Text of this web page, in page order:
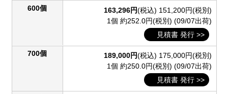
600個 163,296円(税込) 151,200円(税別)
1個 約252.0円(税別) (09/07出荷)
見積書 発行 >>
700個 189,000円(税込) 175,000円(税別)
1個 約250.0円(税別) (09/07出荷)
見積書 発行 >>